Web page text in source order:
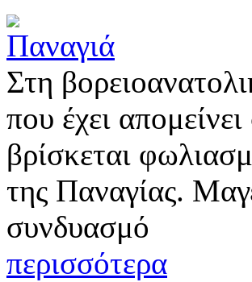
Στη
που έχει
βρίσκεται
της Παναγίας.
συνδυασμό
περισσότερα